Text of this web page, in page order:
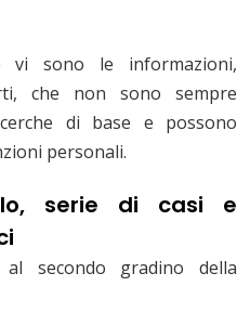
vi sono le informazioni,
che non sono sempre
di base e possono
personali.
, serie di casi e
secondo gradino della